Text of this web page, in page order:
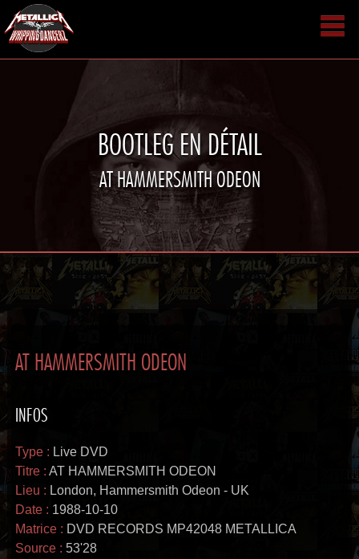
BOOTLEG EN DÉTAIL
AT HAMMERSMITH ODEON
AT HAMMERSMITH ODEON
INFOS
Type : Live DVD
Titre : AT HAMMERSMITH ODEON
Lieu : London, Hammersmith Odeon - UK
Date : 1988-10-10
Matrice : DVD RECORDS MP42048 METALLICA
Source : 53'28